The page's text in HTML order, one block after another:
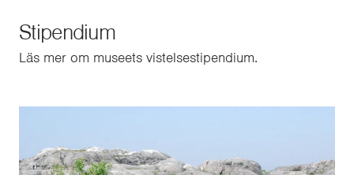
Stipendium
Läs mer om museets vistelsestipendium.